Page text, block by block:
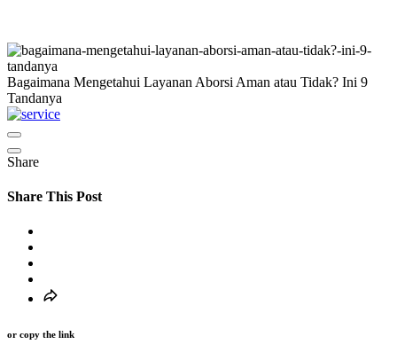
Bagaimana Mengetahui Layanan Aborsi Aman atau Tidak? Ini 9
Tandanya
Share
Share This Post
or copy the link